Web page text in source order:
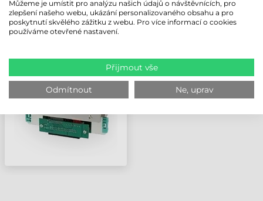
GODEX TISKOVÁ HLAVA,
Můžeme je umístit pro analýzu našich údajů o návštěvnících, pro
zlepšení našeho webu, ukázání personalizovaného obsahu a pro
poskytnutí skvělého zážitku z webu. Pro více informací o cookies
používáme otevřené nastavení.
Přijmout vše
Odmítnout Ne, uprav